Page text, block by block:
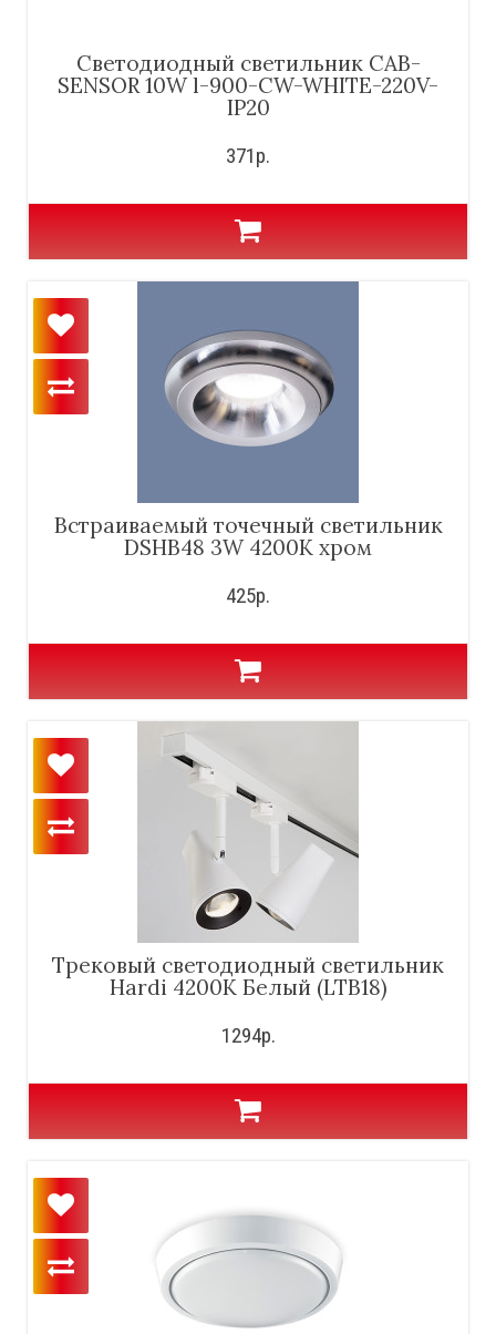
Cветодиодный светильник CAB-
SENSOR 10W l-900-CW-WHITE-220V-
IP20
371р.
Встраиваемый точечный светильник
DSHB48 3W 4200K хром
425р.
Трековый светодиодный светильник
Hardi 4200K Белый (LTB18)
1294р.